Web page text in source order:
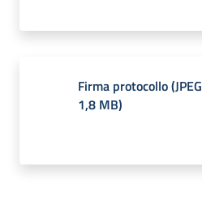
Firma protocollo(JPEG
1,8 MB)